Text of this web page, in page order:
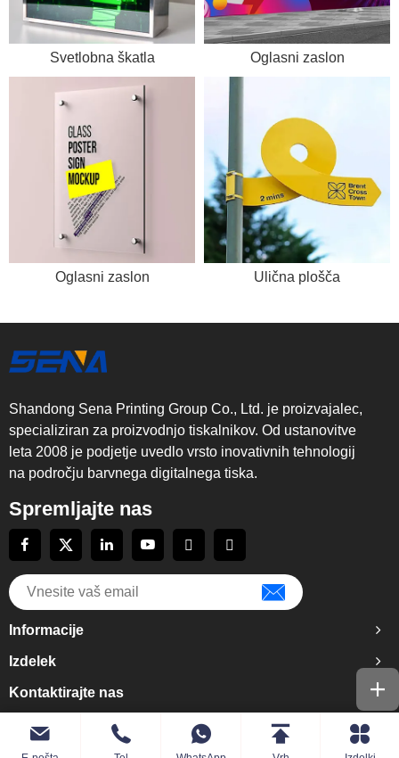
Svetlobna škatla Oglasni zaslon
Oglasni zaslon Ulična plošča
Shandong Sena Printing Group Co., Ltd. je proizvajalec,
specializiran za proizvodnjo tiskalnikov. Od ustanovitve
leta 2008 je podjetje uvedlo vrsto inovativnih tehnologij
na področju barvnega digitalnega tiska.
Spremljajte nas
Informacije
Izdelek
Kontaktirajte nas